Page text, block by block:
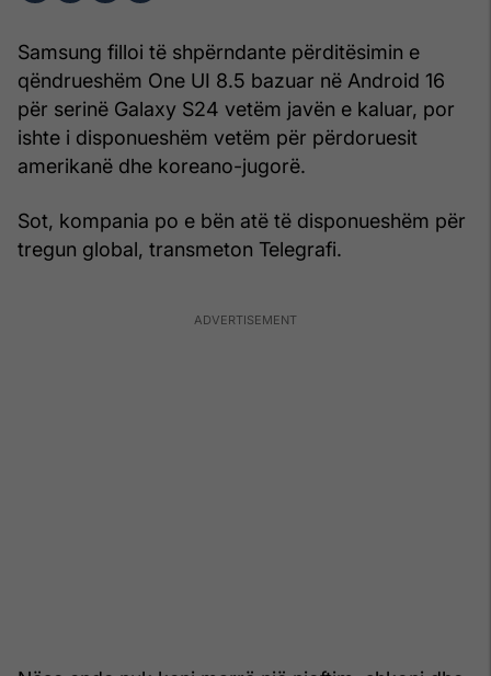
Samsung filloi të shpërndante përditësimin e
qëndrueshëm One UI 8.5 bazuar në Android 16
për serinë Galaxy S24 vetëm javën e kaluar, por
ishte i disponueshëm vetëm për përdoruesit
amerikanë dhe koreano-jugorë.
Sot, kompania po e bën atë të disponueshëm për
tregun global, transmeton Telegrafi.